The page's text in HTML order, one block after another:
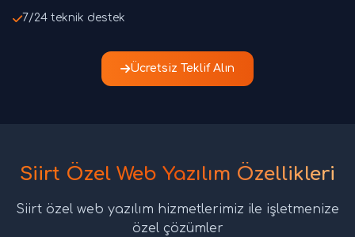
7/24 teknik destek
Ücretsiz Teklif Alın
Siirt Özel Web Yazılım Özellikleri
Siirt özel web yazılım hizmetlerimiz ile işletmenize
özel çözümler